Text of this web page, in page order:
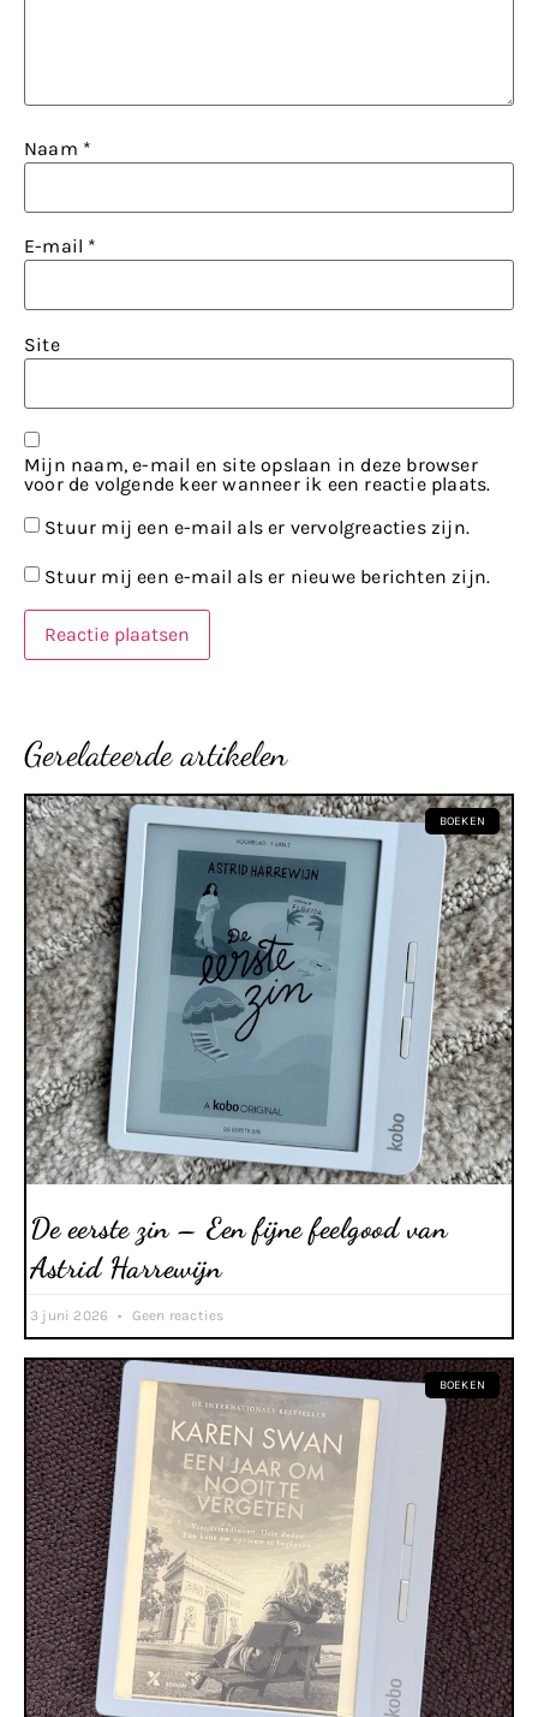
Naam *
E-mail *
Site
Mijn naam, e-mail en site opslaan in deze browser
voor de volgende keer wanneer ik een reactie plaats.
Stuur mij een e-mail als er vervolgreacties zijn.
Stuur mij een e-mail als er nieuwe berichten zijn.
Gerelateerde artikelen
BOEKEN
De eerste zin – Een fijne feelgood van
Astrid Harrewijn
3 juni 2026 Geen reacties
BOEKEN